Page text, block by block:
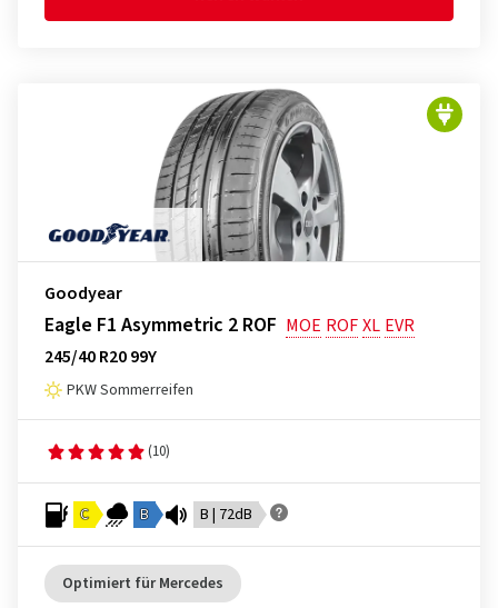
Goodyear
Eagle F1 Asymmetric 2 ROF MOE ROFXL EVR
245/40 R20 99Y
PKW Sommerreifen
(10)
C B B | 72dB
Optimiert für Mercedes